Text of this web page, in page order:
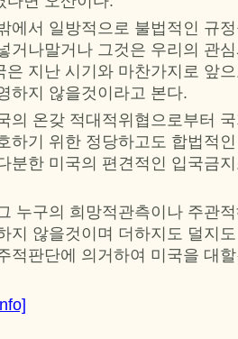
에서 일방적으로 불법적인 규
거나말거나 그것은 우리의 관
은 지난 시기와 마찬가지로 앞
하지 않을것이라고 본다.
의 온갖 적대적위협으로부터
하기 위한 정당하고도 합법적
분한 미국의 편견적인 입국금
누구의 희망적관측이나 주관
지 않을것이며 더하지도 덜지
적판단에 의거하여 미국을 대